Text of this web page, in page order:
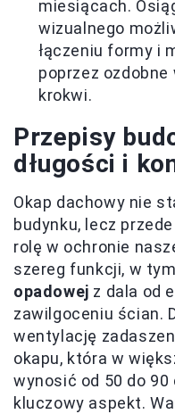
miesiącach.
wizualnego
łączeniu formy i
poprzez
krokwi.
Przepisy
długości i
Okap dachowy nie
budynku, lecz
rolę w ochronie
szereg funkcji, w tym
opadowej z dala od
zawilgoceniu ścian.
wentylację
okapu, która w
wynosić od 50 do
kluczowy aspekt.